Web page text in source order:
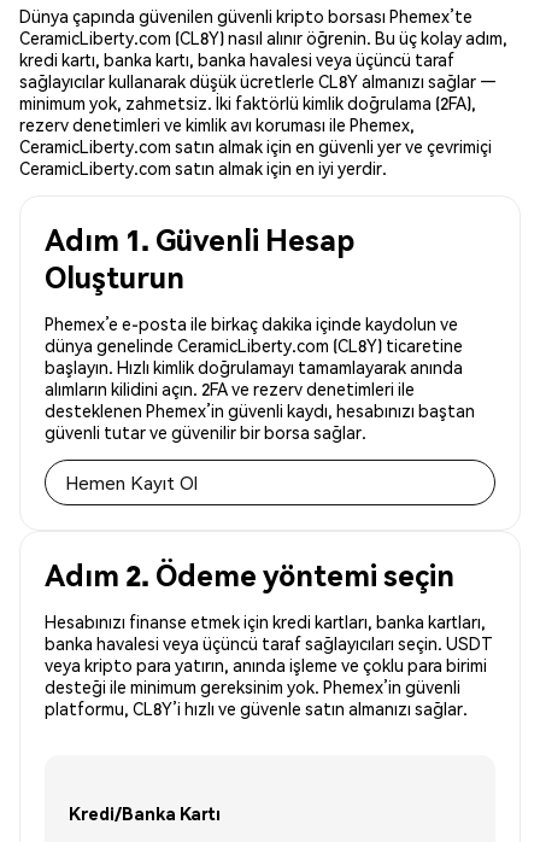
Dünya çapında güvenilen güvenli kripto borsası Phemex’te
CeramicLiberty.com (CL8Y) nasıl alınır öğrenin. Bu üç kolay adım,
kredi kartı, banka kartı, banka havalesi veya üçüncü taraf
sağlayıcılar kullanarak düşük ücretlerle CL8Y almanızı sağlar —
minimum yok, zahmetsiz. İki faktörlü kimlik doğrulama (2FA),
rezerv denetimleri ve kimlik avı koruması ile Phemex,
CeramicLiberty.com satın almak için en güvenli yer ve çevrimiçi
CeramicLiberty.com satın almak için en iyi yerdir.
Adım 1. Güvenli Hesap
Oluşturun
Phemex’e e-posta ile birkaç dakika içinde kaydolun ve
dünya genelinde CeramicLiberty.com (CL8Y) ticaretine
başlayın. Hızlı kimlik doğrulamayı tamamlayarak anında
alımların kilidini açın. 2FA ve rezerv denetimleri ile
desteklenen Phemex’in güvenli kaydı, hesabınızı baştan
güvenli tutar ve güvenilir bir borsa sağlar.
Hemen Kayıt Ol
Adım 2. Ödeme yöntemi seçin
Hesabınızı finanse etmek için kredi kartları, banka kartları,
banka havalesi veya üçüncü taraf sağlayıcıları seçin. USDT
veya kripto para yatırın, anında işleme ve çoklu para birimi
desteği ile minimum gereksinim yok. Phemex’in güvenli
platformu, CL8Y’i hızlı ve güvenle satın almanızı sağlar.
Kredi/Banka Kartı